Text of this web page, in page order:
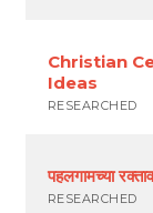
Christian
Ideas
RESEARCHED
पहलगामच्या
RESEARCHED